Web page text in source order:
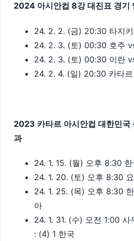
2024 아시안컵 8강 대진표 경기
24. 2. 2. (금) 20:30 타지
24. 2. 3. (토) 00:30 호주
24. 2. 3. (토) 00:30 이란
24. 2. 4. (일) 20:30 카타
2023 카타르 아시안컵 대한민국
과
24. 1. 15. (월) 오후 8:30
24. 1. 20. (토) 오후 8:30
24. 1. 25. (목) 오후 8:30
아
24. 1. 31. (수) 오전 1:00 사
: (4) 1 한국